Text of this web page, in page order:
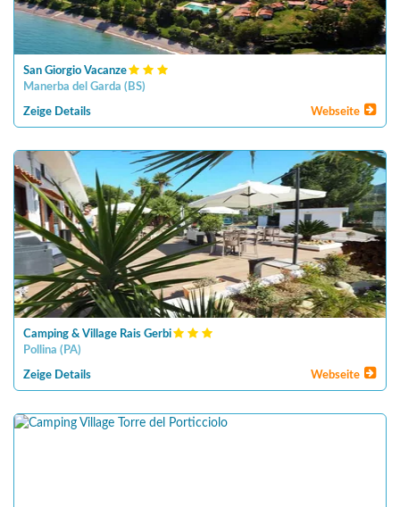
San Giorgio Vacanze
Manerba del Garda ( BS)
Zeige Details Webseite
Camping & Village Rais Gerbi
Pollina ( PA)
Zeige Details Webseite